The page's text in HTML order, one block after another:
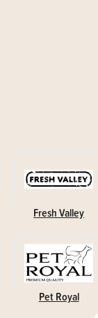
Fresh Valley
Pet Royal